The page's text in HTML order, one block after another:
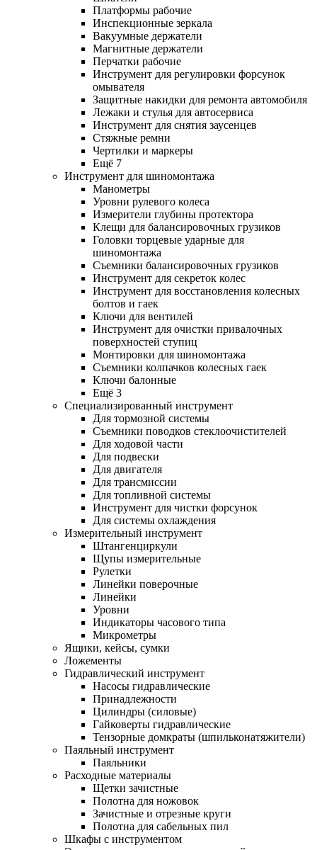
Платформы рабочие
Инспекционные зеркала
Вакуумные держатели
Магнитные держатели
Перчатки рабочие
Инструмент для регулировки форсунок
омывателя
Защитные накидки для ремонта автомобиля
Лежаки и стулья для автосервиса
Инструмент для снятия заусенцев
Стяжные ремни
Чертилки и маркеры
Ещё 7
Инструмент для шиномонтажа
Манометры
Уровни рулевого колеса
Измерители глубины протектора
Клещи для балансировочных грузиков
Головки торцевые ударные для
шиномонтажа
Съемники балансировочных грузиков
Инструмент для секреток колес
Инструмент для восстановления колесных
болтов и гаек
Ключи для вентилей
Инструмент для очистки привалочных
поверхностей ступиц
Монтировки для шиномонтажа
Съемники колпачков колесных гаек
Ключи балонные
Ещё 3
Специализированный инструмент
Для тормозной системы
Съемники поводков стеклоочистителей
Для ходовой части
Для подвески
Для двигателя
Для трансмиссии
Для топливной системы
Инструмент для чистки форсунок
Для системы охлаждения
Измерительный инструмент
Штангенциркули
Щупы измерительные
Рулетки
Линейки поверочные
Линейки
Уровни
Индикаторы часового типа
Микрометры
Ящики, кейсы, сумки
Ложементы
Гидравлический инструмент
Насосы гидравлические
Принадлежности
Цилиндры (силовые)
Гайковерты гидравлические
Тензорные домкраты (шпильконатяжители)
Паяльный инструмент
Паяльники
Расходные материалы
Щетки зачистные
Полотна для ножовок
Зачистные и отрезные круги
Полотна для сабельных пил
Шкафы с инструментом